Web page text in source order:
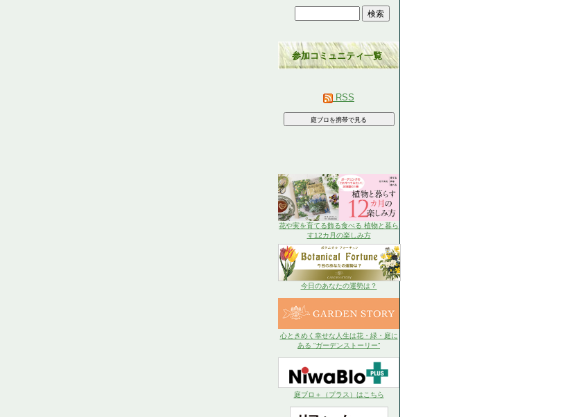
参加コミュニティ一覧
RSS
花や実を育てる飾る食べる 植物と暮ら
す12カ月の楽しみ方
今日のあなたの運勢は？
心ときめく幸せな人生は花・緑・庭に
ある “ガーデンストーリー”
庭ブロ＋（プラス）はこちら